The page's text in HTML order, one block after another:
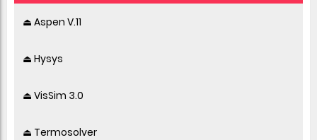
⏏ Aspen V.11
⏏ Hysys
⏏ VisSim 3.0
⏏ Termosolver